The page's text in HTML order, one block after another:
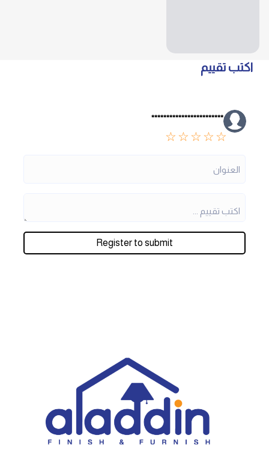
اكتب تقييم
************************
☆ ☆ ☆ ☆ ☆
Register to submit